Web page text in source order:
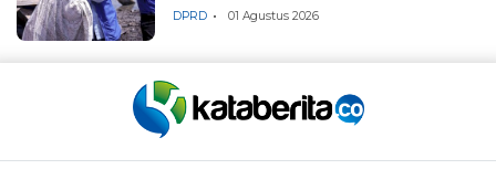
DPRD 01 Agustus 2026